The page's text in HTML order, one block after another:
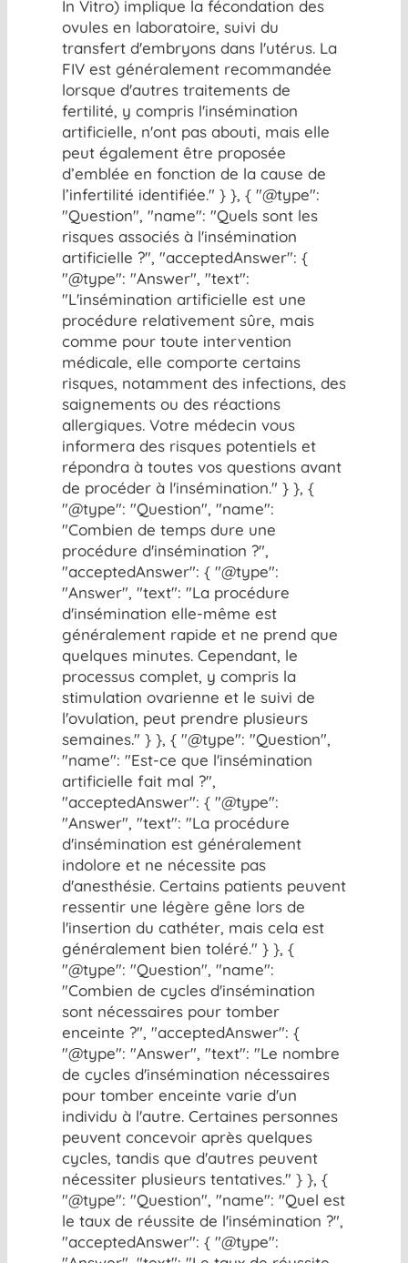
In Vitro) implique la fécondation des
ovules en laboratoire, suivi du
transfert d'embryons dans l'utérus. La
FIV est généralement recommandée
lorsque d'autres traitements de
fertilité, y compris l'insémination
artificielle, n'ont pas abouti, mais elle
peut également être proposée
d’emblée en fonction de la cause de
l’infertilité identifiée." } }, { "@type":
"Question", "name": "Quels sont les
risques associés à l'insémination
artificielle ?", "acceptedAnswer": {
"@type": "Answer", "text":
"L'insémination artificielle est une
procédure relativement sûre, mais
comme pour toute intervention
médicale, elle comporte certains
risques, notamment des infections, des
saignements ou des réactions
allergiques. Votre médecin vous
informera des risques potentiels et
répondra à toutes vos questions avant
de procéder à l'insémination." } }, {
"@type": "Question", "name":
"Combien de temps dure une
procédure d'insémination ?",
"acceptedAnswer": { "@type":
"Answer", "text": "La procédure
d'insémination elle-même est
généralement rapide et ne prend que
quelques minutes. Cependant, le
processus complet, y compris la
stimulation ovarienne et le suivi de
l'ovulation, peut prendre plusieurs
semaines." } }, { "@type": "Question",
"name": "Est-ce que l'insémination
artificielle fait mal ?",
"acceptedAnswer": { "@type":
"Answer", "text": "La procédure
d'insémination est généralement
indolore et ne nécessite pas
d'anesthésie. Certains patients peuvent
ressentir une légère gêne lors de
l'insertion du cathéter, mais cela est
généralement bien toléré." } }, {
"@type": "Question", "name":
"Combien de cycles d'insémination
sont nécessaires pour tomber
enceinte ?", "acceptedAnswer": {
"@type": "Answer", "text": "Le nombre
de cycles d'insémination nécessaires
pour tomber enceinte varie d'un
individu à l'autre. Certaines personnes
peuvent concevoir après quelques
cycles, tandis que d'autres peuvent
nécessiter plusieurs tentatives." } }, {
"@type": "Question", "name": "Quel est
le taux de réussite de l'insémination ?",
"acceptedAnswer": { "@type":